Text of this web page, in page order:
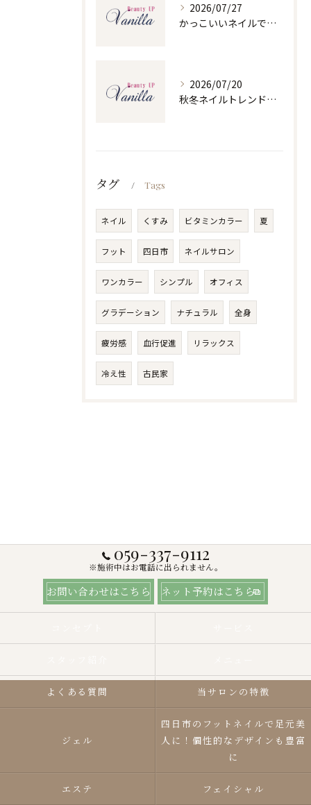
2026/07/27
かっこいいネイルで人気ネイルを三重県四日市市和無田町で楽しむポイント
2026/07/20
秋冬ネイルトレンドで人気ネイルを大人上品に楽しむ旬デザイン実践ガイド
タグ Tags
ネイル くすみ ビタミンカラー 夏
フット 四日市 ネイルサロン
ワンカラー シンプル オフィス
グラデーション ナチュラル 全身
疲労感 血行促進 リラックス
冷え性 古民家
059-337-9112
※施術中はお電話に出られません。
お問い合わせはこちら ネット予約はこちら
よくある質問 当サロンの特徴
ジェル
四日市のフットネイルで足元美
人に！個性的なデザインも豊富
に
エステ フェイシャル